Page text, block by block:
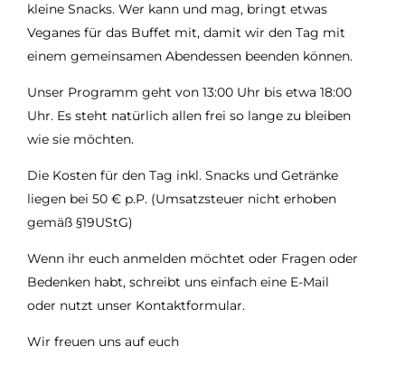
kleine Snacks. Wer kann und mag, bringt etwas
Veganes für das Buffet mit, damit wir den Tag mit
einem gemeinsamen Abendessen beenden können.
Unser Programm geht von 13:00 Uhr bis etwa 18:00
Uhr. Es steht natürlich allen frei so lange zu bleiben
wie sie möchten.
Die Kosten für den Tag inkl. Snacks und Getränke
liegen bei 50 € p.P. (Umsatzsteuer nicht erhoben
gemäß §19UStG)
Wenn ihr euch anmelden möchtet oder Fragen oder
Bedenken habt, schreibt uns einfach eine E-Mail
oder nutzt unser Kontaktformular.
Wir freuen uns auf euch